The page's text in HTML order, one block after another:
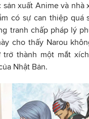
xuất Anime và nhà
có sự can thiệp quá
tranh chấp pháp lý
cho thấy Narou
thành một mắt
Nhật Bản.